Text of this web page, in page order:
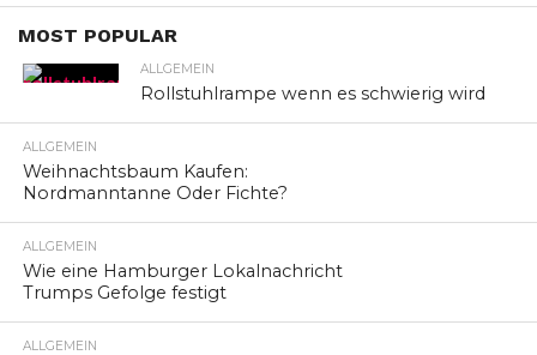
MOST POPULAR
ALLGEMEIN
Rollstuhlrampe wenn es schwierig wird
ALLGEMEIN
Weihnachtsbaum Kaufen:
Nordmanntanne Oder Fichte?
ALLGEMEIN
Wie eine Hamburger Lokalnachricht
Trumps Gefolge festigt
ALLGEMEIN